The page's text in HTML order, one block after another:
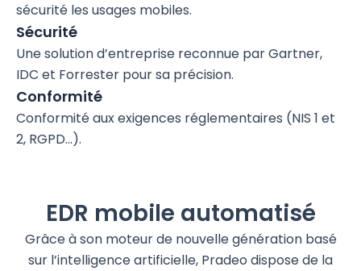
sécurité les usages mobiles.
Sécurité
Une solution d’entreprise reconnue par Gartner,
IDC et Forrester pour sa précision.
Conformité
Conformité aux exigences réglementaires (NIS 1 et
2, RGPD…).
EDR mobile automatisé
Grâce à son moteur de nouvelle génération basé
sur l’intelligence artificielle, Pradeo dispose de la